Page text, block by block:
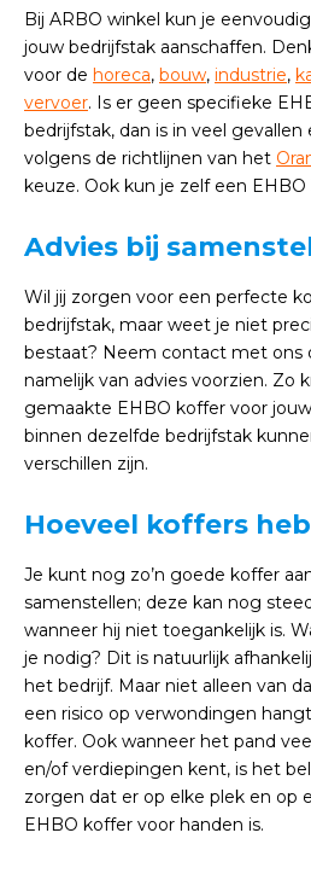
Bij ARBO winkel kun je
jouw bedrijfstak aanschaffen.
voor de horeca, bouw, industrie,
vervoer. Is er geen specifieke
bedrijfstak, dan is in veel
volgens de richtlijnen van het
keuze. Ook kun je zelf een
Advies bij
Wil jij zorgen voor een perfecte
bedrijfstak, maar weet je niet
bestaat? Neem contact met ons
namelijk van advies voorzien. Zo
gemaakte EHBO koffer voor
binnen dezelfde bedrijfstak
verschillen zijn.
Hoeveel koffers
Je kunt nog zo’n goede koffer
samenstellen; deze kan nog
wanneer hij niet toegankelijk is.
je nodig? Dit is natuurlijk
het bedrijf. Maar niet alleen van
een risico op verwondingen
koffer. Ook wanneer het pand
en/of verdiepingen kent, is het
zorgen dat er op elke plek en op
EHBO koffer voor handen is.